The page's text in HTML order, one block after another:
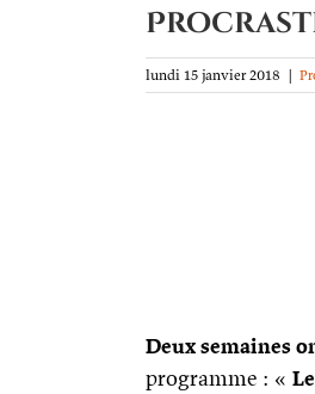
lundi 15 janvier 2018 |
Deux semaines
programme : «